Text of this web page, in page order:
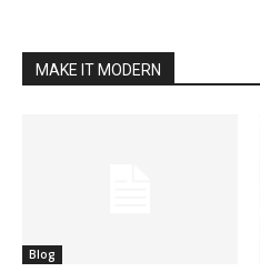
MAKE IT MODERN
Blog